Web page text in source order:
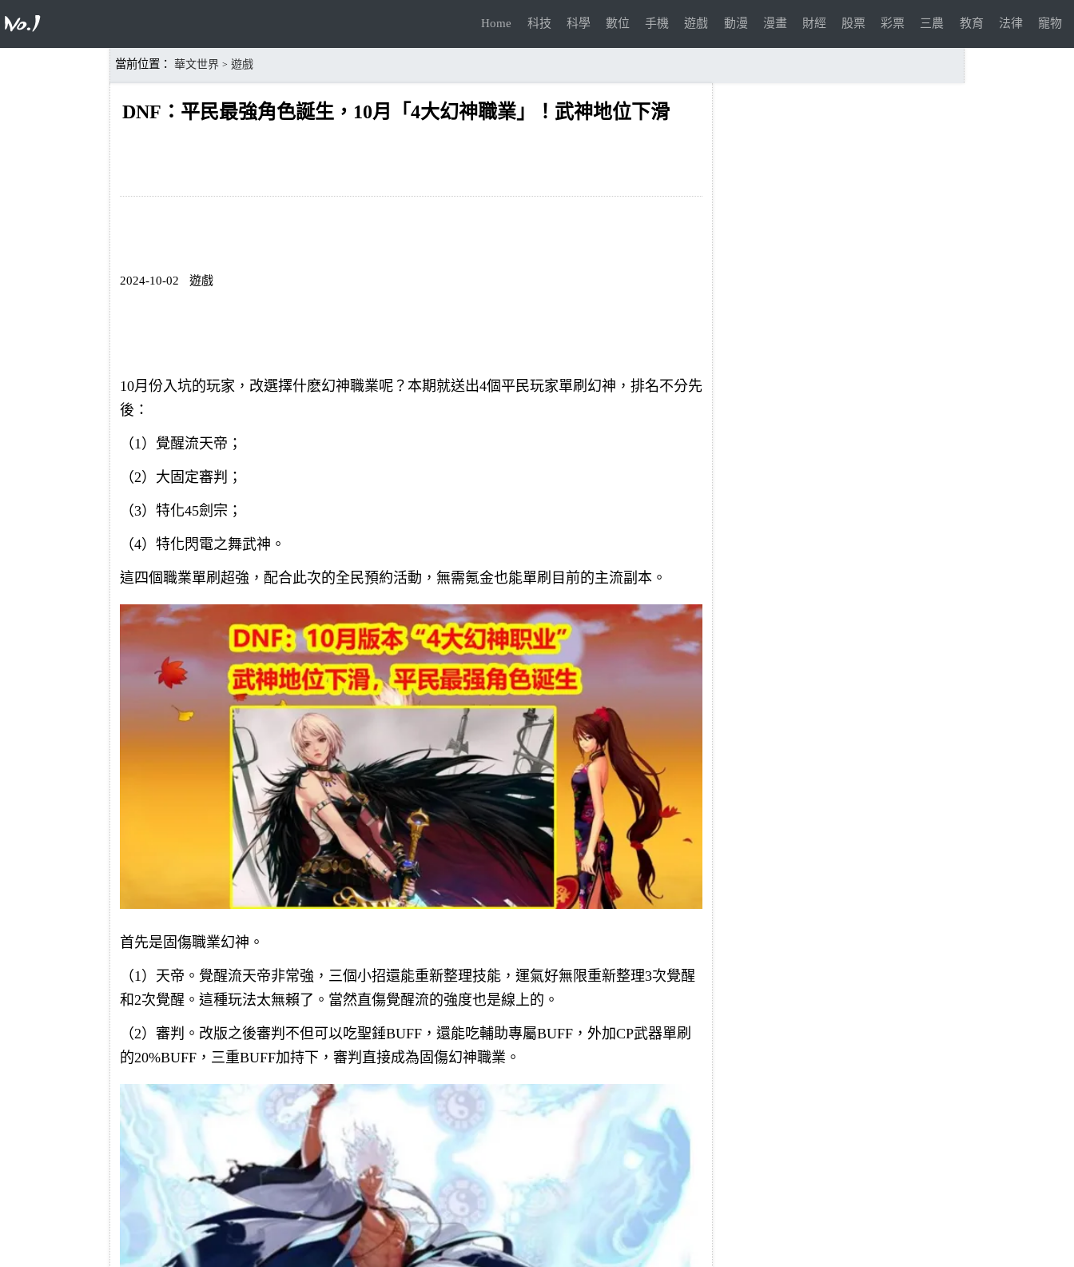
Home 科技 科學 數位 手機 遊戲 動漫 漫畫 財經 股票 彩票 三農 教育 法律 寵物
當前位置： 華文世界 > 遊戲
DNF：平民最強角色誕生，10月「4大幻神職業」！武神地位下滑
2024-10-02 遊戲
10月份入坑的玩家，改選擇什麽幻神職業呢？本期就送出4個平民玩家單刷幻神，排名不分先
後：
（1）覺醒流天帝；
（2）大固定審判；
（3）特化45劍宗；
（4）特化閃電之舞武神。
這四個職業單刷超強，配合此次的全民預約活動，無需氪金也能單刷目前的主流副本。
首先是固傷職業幻神。
（1）天帝。覺醒流天帝非常強，三個小招還能重新整理技能，運氣好無限重新整理3次覺醒
和2次覺醒。這種玩法太無賴了。當然直傷覺醒流的強度也是線上的。
（2）審判。改版之後審判不但可以吃聖錘BUFF，還能吃輔助專屬BUFF，外加CP武器單刷
的20%BUFF，三重BUFF加持下，審判直接成為固傷幻神職業。